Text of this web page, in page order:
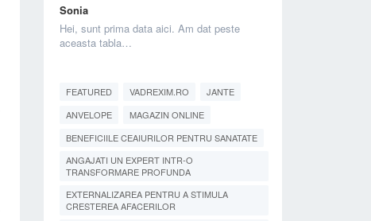
Sonia
Hei, sunt prima data aici. Am dat peste
aceasta tabla…
FEATURED VADREXIM.RO
JANTE
ANVELOPE
MAGAZIN ONLINE
BENEFICIILE CEAIURILOR PENTRU SANATATE
ANGAJATI UN EXPERT INTR-O
TRANSFORMARE PROFUNDA
EXTERNALIZAREA PENTRU A STIMULA
CRESTEREA AFACERILOR